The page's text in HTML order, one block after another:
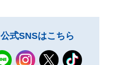
公式SNSはこちら